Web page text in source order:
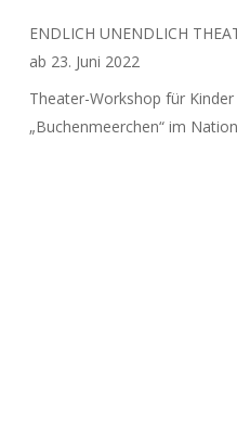
ENDLICH UNENDLICH
ab 23. Juni 2022
Theater-Workshop für Kinder
„Buchenmeerchen“ im